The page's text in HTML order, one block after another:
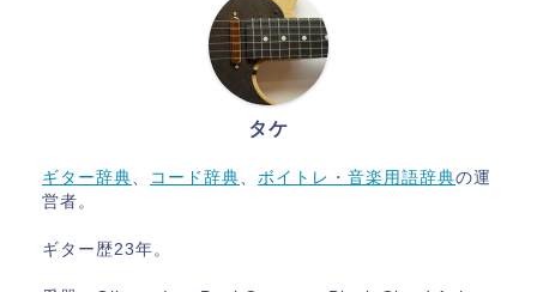
タケ
ギター辞典 コード辞典 ボイトレ・音楽用語辞典の運
営者。
ギター歴23年。